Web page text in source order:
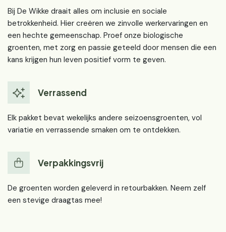
Bij De Wikke draait alles om inclusie en sociale
betrokkenheid. Hier creëren we zinvolle werkervaringen en
een hechte gemeenschap. Proef onze biologische
groenten, met zorg en passie geteeld door mensen die een
kans krijgen hun leven positief vorm te geven.
Verrassend
Elk pakket bevat wekelijks andere seizoensgroenten, vol
variatie en verrassende smaken om te ontdekken.
Verpakkingsvrij
De groenten worden geleverd in retourbakken. Neem zelf
een stevige draagtas mee!